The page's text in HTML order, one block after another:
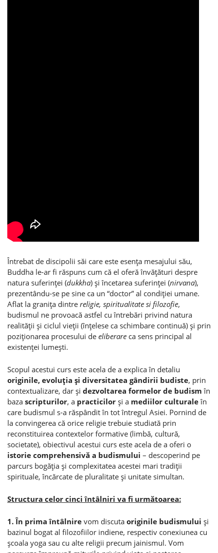
Întrebat de discipolii săi care este esenţa mesajului său,
Buddha le-ar fi răspuns cum că el oferă învăţături despre
natura suferinţei (dukkha) şi încetarea suferinţei (nirvana),
prezentându-se pe sine ca un “doctor” al condiţiei umane.
Aflat la graniţa dintre religie, spiritualitate si filozofie,
budismul ne provoacă astfel cu întrebări privind natura
realităţii şi ciclul vieţii (înţelese ca schimbare continuă) şi prin
poziţionarea procesului de eliberare ca sens principal al
existenţei lumeşti.
Scopul acestui curs este acela de a explica în detaliu
originile, evoluţia şi diversitatea gândirii budiste, prin
contextualizare, dar şi dezvoltarea formelor de budism în
baza scripturilor, a practicilor şi a mediilor culturaleîn
care budismul s-a răspândit în tot întregul Asiei. Pornind de
la convingerea că orice religie trebuie studiată prin
reconstituirea contextelor formative (limbă, cultură,
societate), obiectivul acestui curs este acela de a oferi o
istorie comprehensivă a budismului – descoperind pe
parcurs bogăţia şi complexitatea acestei mari tradiţii
spirituale, încărcate de pluralitate şi unitate simultan.
Structura celor cinci întâlniri va fi următoarea:
1. În prima întâlnire vom discuta originile budismului şi
bazinul bogat al filozofiilor indiene, respectiv conexiunea cu
şcoala yoga sau cu alte religii precum jainismul. Vom